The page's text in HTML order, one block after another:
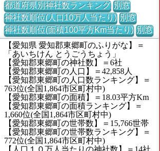
都道府県別神社数ランキング 別窓
神社数順位(人口10万人当たり) 別窓
神社数順位(面積100平方Km当たり) 別窓
【愛知県 愛知郡東郷町のふりがな】＝
「あいちけん とうごうちょう」
【愛知郡東郷町の神社数】＝6社
【愛知郡東郷町の人口】＝42,858人
【愛知郡東郷町の人口数ランキング】＝
763位(全国1,864市区町村中)
【愛知郡東郷町の面積】＝18.03平方Km
【愛知郡東郷町の面積ランキング】＝
1,660位(全国1,864市区町村中)
【愛知郡東郷町の世帯数】＝15,766世帯
【愛知郡東郷町の世帯数ランキング】＝
772位(全国1,864市区町村中)
【人口１０万人当たりの神社数】＝14社